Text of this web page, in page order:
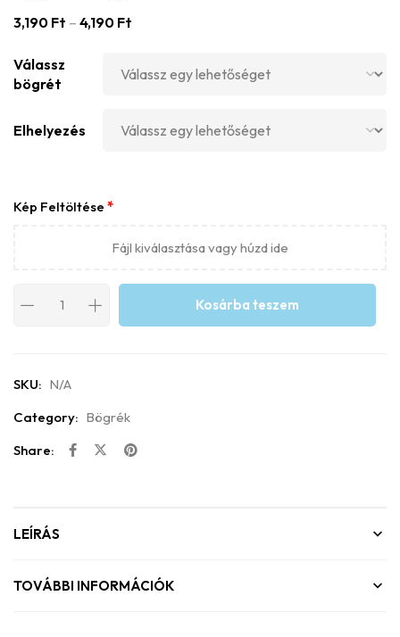
3,190 Ft – 4,190 Ft
Válassz
bögrét
Elhelyezés
Kép Feltöltése *
Fájl kiválasztása vagy húzd ide
Kosárba teszem
SKU: N/A
Category: Bögrék
Share:
LEÍRÁS
TOVÁBBI INFORMÁCIÓK